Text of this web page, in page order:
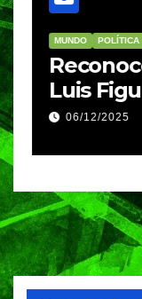
MUNDO POLÍTICA
Luis
06/12/2025